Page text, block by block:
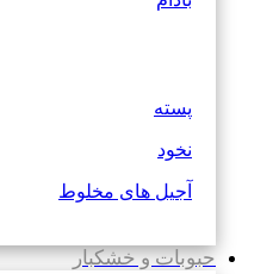
پسته
نخود
آجیل های مخلوط
حبوبات و خشکبار